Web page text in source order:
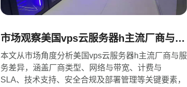
市场观察美国vps云服务器h主流厂商与服
务差异解析
本文从市场角度分析美国vps云服务器h主流厂商与服
务差异，涵盖厂商类型、网络与带宽、计费与
SLA、技术支持、安全合规及部署管理等关键要素，